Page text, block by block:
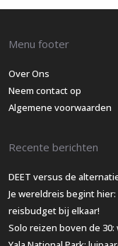
Menu footer
Over Ons
Neem contact op
Algemene voorwaarden
Recente berichten
DEET versus de
Je wereldreis begint
reisbudget bij elkaar!
Solo reizen boven de